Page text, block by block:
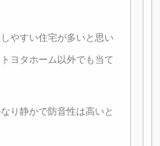
やすい住宅が多いと思い
ヨタホーム以外でも当て
り静かで防音性は高いと